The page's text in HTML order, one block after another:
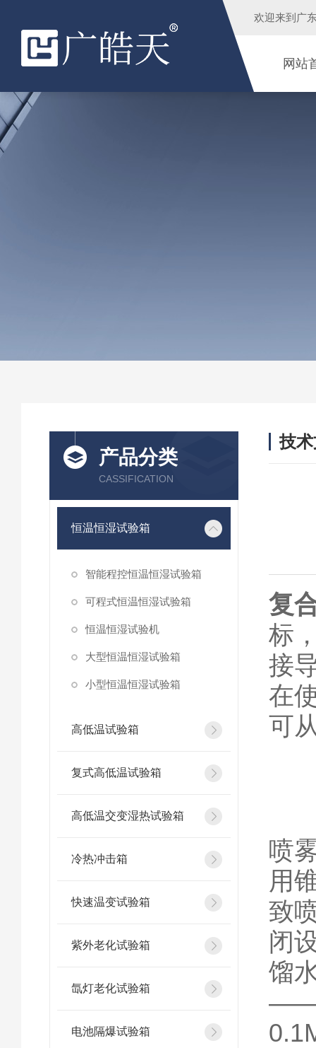
欢迎来到 广
网站
产品分类
CASSIFICATION
恒温恒湿试验箱
智能程控恒温恒湿试验箱
可程式恒温恒湿试验箱
恒温恒湿试验机
大型恒温恒湿试验箱
小型恒温恒湿试验箱
高低温试验箱
复式高低温试验箱
高低温交变湿热试验箱
冷热冲击箱
快速温变试验箱
紫外老化试验箱
氙灯老化试验箱
电池隔爆试验箱
技
复
标
接
在
可
喷
用
致
闭
馏
——